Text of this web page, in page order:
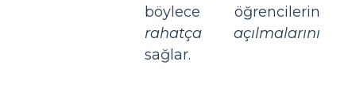
böylece öğrencilerin
rahatça açılmalarını
sağlar.